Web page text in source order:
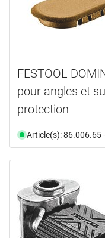
FESTOOL
pour angles et
protection
Article(s): 86.006.65